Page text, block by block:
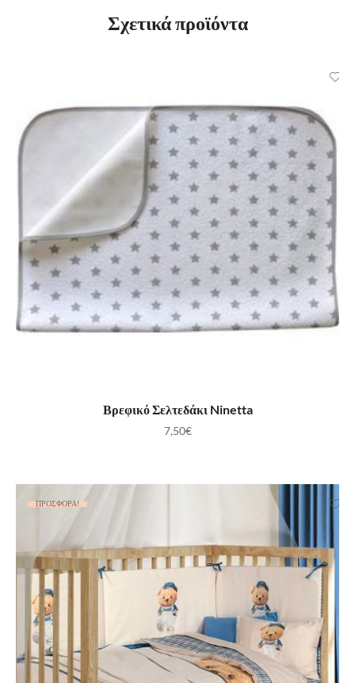
Σχετικά προϊόντα
ΠΡΟΣΘΉΚΗ ΣΤΟ ΚΑΛΆΘΙ
Βρεφικό Σελτεδάκι Ninetta
7,50€
ΠΡΟΣΦΟΡΆ!